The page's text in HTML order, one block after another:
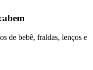
de bebê, fraldas, lenços e